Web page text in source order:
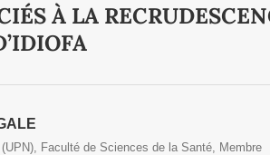
À LA
Faculté de Sciences de la Santé, Membre